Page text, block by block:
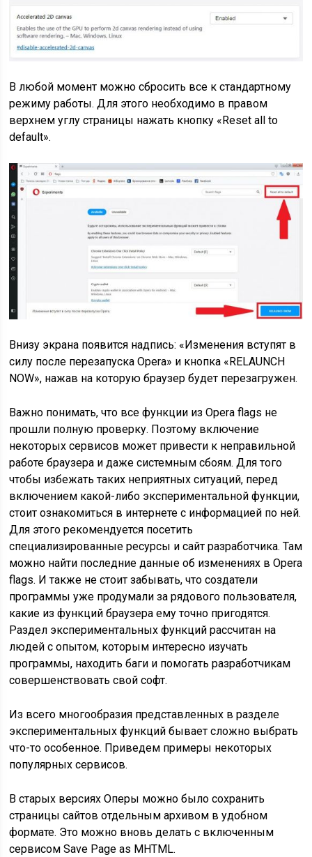
В любой момент можно сбросить все к стандартному
режиму работы. Для этого необходимо в правом
верхнем углу страницы нажать кнопку «Reset all to
default».
Внизу экрана появится надпись: «Изменения вступят в
силу после перезапуска Opera» и кнопка «RELAUNCH
NOW», нажав на которую браузер будет перезагружен.
Важно понимать, что все функции из Opera flags не
прошли полную проверку. Поэтому включение
некоторых сервисов может привести к неправильной
работе браузера и даже системным сбоям. Для того
чтобы избежать таких неприятных ситуаций, перед
включением какой-либо экспериментальной функции,
стоит ознакомиться в интернете с информацией по ней.
Для этого рекомендуется посетить
специализированные ресурсы и сайт разработчика. Там
можно найти последние данные об изменениях в Opera
flags. И также не стоит забывать, что создатели
программы уже продумали за рядового пользователя,
какие из функций браузера ему точно пригодятся.
Раздел экспериментальных функций рассчитан на
людей с опытом, которым интересно изучать
программы, находить баги и помогать разработчикам
совершенствовать свой софт.
Из всего многообразия представленных в разделе
экспериментальных функций бывает сложно выбрать
что-то особенное. Приведем примеры некоторых
популярных сервисов.
В старых версиях Оперы можно было сохранить
страницы сайтов отдельным архивом в удобном
формате. Это можно вновь делать с включенным
сервисом Save Page as MHTML.